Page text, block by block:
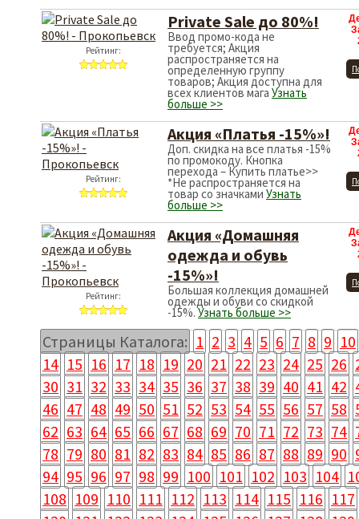
Рейтинг:
Private Sale до 80%!
Ввод промо-кода не
требуется; Акция
распространяется на
определенную группу
товаров; Акция доступна для
всех клиентов мага Узнать
больше >>
Рейтинг:
Акция «Платья -15%»!
Доп. скидка на все платья -15%
по промокоду. Кнопка
перехода – Купить платье>>
*Не распространяется на
товар со значками Узнать
больше >>
Рейтинг:
Акция «Домашняя
одежда и обувь
-15%»!
Большая коллекция домашней
одежды и обуви со скидкой
-15%.Узнать больше >>
Страницы Каталога: 1 2 3 4 5 6 7 8 9 10
14 15 16 17 18 19 20 21 22 23 24 25 26
30 31 32 33 34 35 36 37 38 39 40 41 42
46 47 48 49 50 51 52 53 54 55 56 57 58
62 63 64 65 66 67 68 69 70 71 72 73 74
78 79 80 81 82 83 84 85 86 87 88 89 90
94 95 96 97 98 99 100 101 102 103 104
108 109 110 111 112 113 114 115 116 117